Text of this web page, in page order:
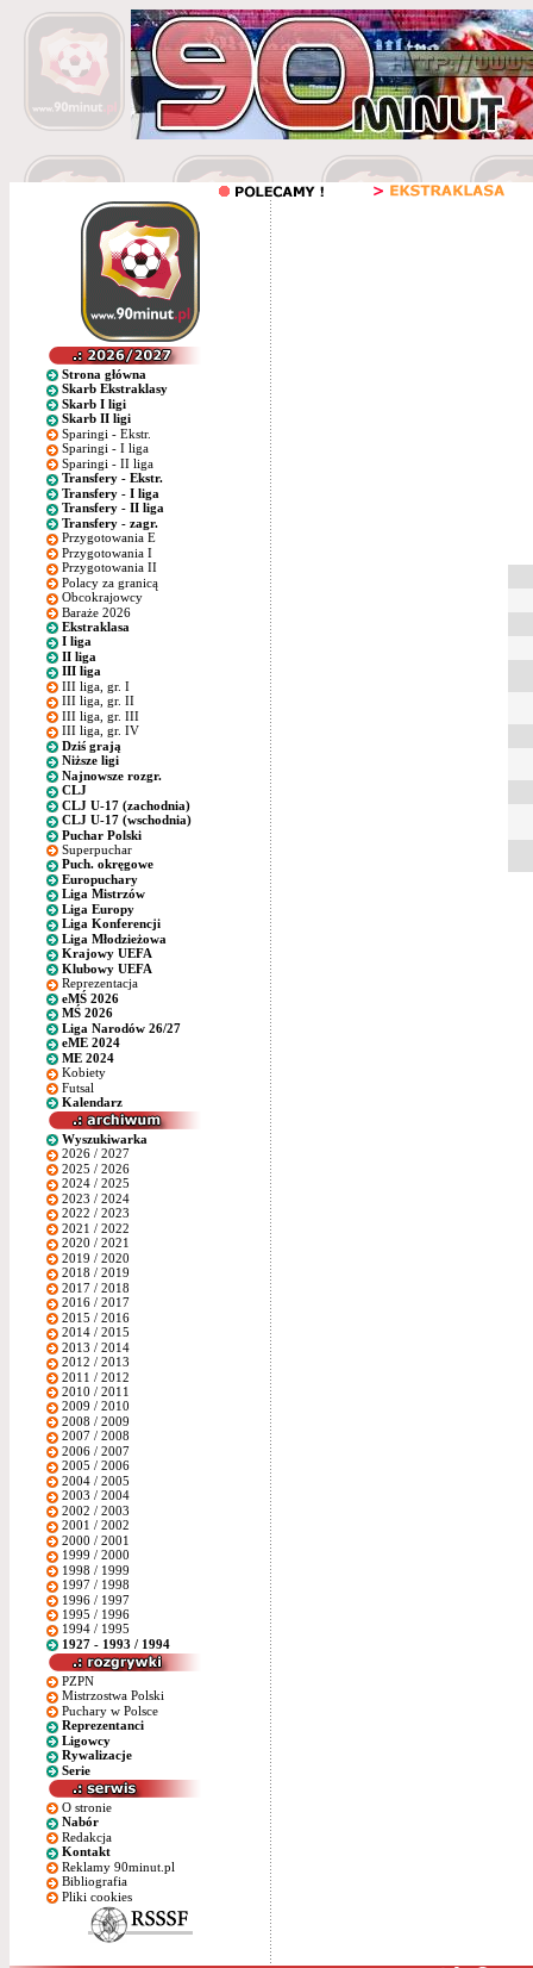
Strona główna
Skarb Ekstraklasy
Skarb I ligi
Skarb II ligi
Sparingi - Ekstr.
Sparingi - I liga
Sparingi - II liga
Transfery - Ekstr.
Transfery - I liga
Transfery - II liga
Transfery - zagr.
Przygotowania E
Przygotowania I
Przygotowania II
Polacy za granicą
Obcokrajowcy
Baraże 2026
Ekstraklasa
I liga
II liga
III liga
III liga, gr. I
III liga, gr. II
III liga, gr. III
III liga, gr. IV
Dziś grają
Niższe ligi
Najnowsze rozgr.
CLJ
CLJ U-17 (zachodnia)
CLJ U-17 (wschodnia)
Puchar Polski
Superpuchar
Puch. okręgowe
Europuchary
Liga Mistrzów
Liga Europy
Liga Konferencji
Liga Młodzieżowa
Krajowy UEFA
Klubowy UEFA
Reprezentacja
eMŚ 2026
MŚ 2026
Liga Narodów 26/27
eME 2024
ME 2024
Kobiety
Futsal
Kalendarz
Wyszukiwarka
2026 / 2027
2025 / 2026
2024 / 2025
2023 / 2024
2022 / 2023
2021 / 2022
2020 / 2021
2019 / 2020
2018 / 2019
2017 / 2018
2016 / 2017
2015 / 2016
2014 / 2015
2013 / 2014
2012 / 2013
2011 / 2012
2010 / 2011
2009 / 2010
2008 / 2009
2007 / 2008
2006 / 2007
2005 / 2006
2004 / 2005
2003 / 2004
2002 / 2003
2001 / 2002
2000 / 2001
1999 / 2000
1998 / 1999
1997 / 1998
1996 / 1997
1995 / 1996
1994 / 1995
1927 - 1993 / 1994
PZPN
Mistrzostwa Polski
Puchary w Polsce
Reprezentanci
Ligowcy
Rywalizacje
Serie
O stronie
Nabór
Redakcja
Kontakt
Reklamy 90minut.pl
Bibliografia
Pliki cookies